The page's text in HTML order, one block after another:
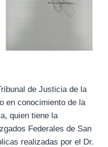
de Justicia de la
en conocimiento de la
quien tiene la
Federales de San
realizadas por el Dr.